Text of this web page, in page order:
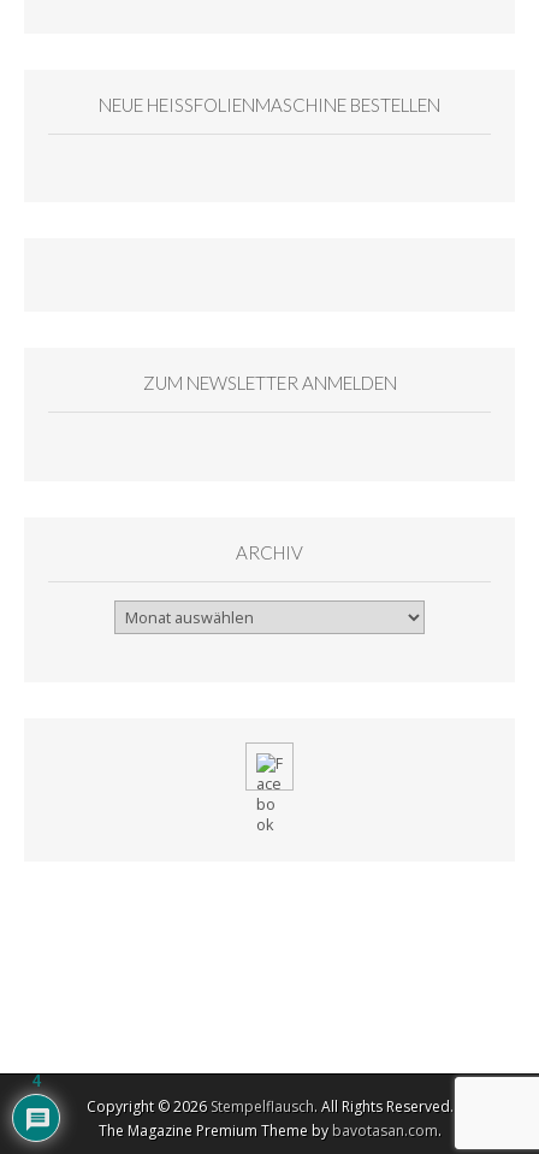
NEUE HEISSFOLIENMASCHINE BESTELLEN
ZUM NEWSLETTER ANMELDEN
ARCHIV
Archiv
Copyright © 2026Stempelflausch. All Rights Reserved.
The Magazine Premium Theme bybavotasan.com.
4